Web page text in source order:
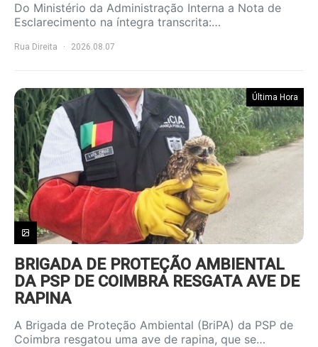
Do Ministério da Administração Interna a Nota de
Esclarecimento na íntegra transcrita:…
Rua Direita 2026.08.07
Última Hora
BRIGADA DE PROTEÇÃO AMBIENTAL
DA PSP DE COIMBRA RESGATA AVE DE
RAPINA
A Brigada de Proteção Ambiental (BriPA) da PSP de
Coimbra resgatou uma ave de rapina, que se…